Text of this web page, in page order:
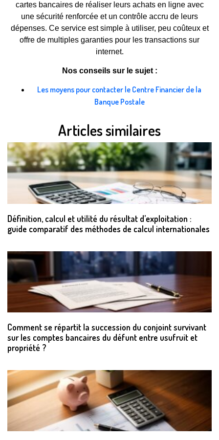
Articles similaires
Définition, calcul et utilité du résultat d’exploitation :
guide comparatif des méthodes de calcul internationales
Comment se répartit la succession du conjoint survivant
sur les comptes bancaires du défunt entre usufruit et
propriété ?
cartes bancaires de réaliser leurs achats en ligne avec
une sécurité renforcée et un contrôle accru de leurs
dépenses. Ce service est simple à utiliser, peu coûteux et
offre de multiples garanties pour les transactions sur
internet.
Nos conseils sur le sujet :
Les moyens pour contacter le Centre Financier de la
Banque Postale